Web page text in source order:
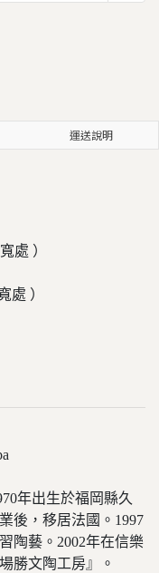
運送說明
處 ）
處 ）
年出生於福岡縣久
後，移居法國。1997
陶藝。2002年在信樂
勝文陶工房』。